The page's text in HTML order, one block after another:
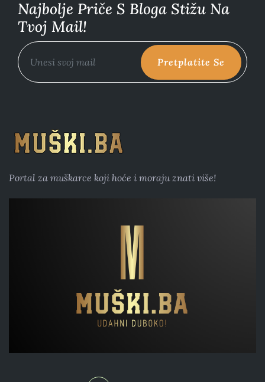
Najbolje Priče S Bloga Stižu Na
Tvoj Mail!
Pretplatite Se
Portal za muškarce koji hoće i moraju znati više!